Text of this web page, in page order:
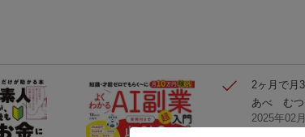
2ヶ月で月
あべ むつ
2025年02